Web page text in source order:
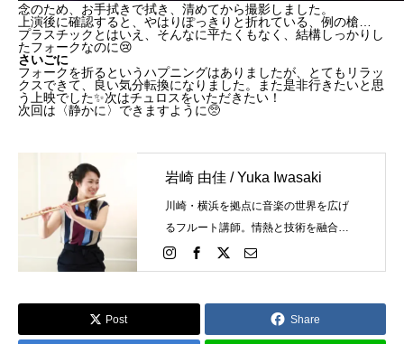
念のため、お手拭きで拭き、清めてから撮影しました。
上演後に確認すると、やはりぽっきりと折れている、例の槍…
プラスチックとはいえ、そんなに平たくもなく、結構しっかりし
たフォークなのに😢
さいごに
フォークを折るというハプニングはありましたが、とてもリラッ
クスできて、良い気分転換になりました。また是非行きたいと思
う上映でした✨️次はチュロスをいただきたい！
次回は〈静かに〉できますように🥺
岩崎 由佳 / Yuka Iwasaki
川崎・横浜を拠点に音楽の世界を広げ
るフルート講師。情熱と技術を融合
し、個々の才能を最大限に引き出しま
す。あなたの演奏が輝く瞬間を、今か
Post Share